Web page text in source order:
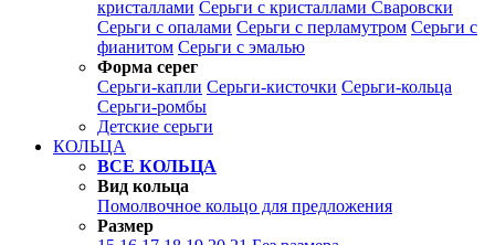
кристаллами Серьги с кристаллами Сваровски
Серьги с опалами Серьги с перламутром Серьги с
фианитом Серьги с эмалью
Форма серег
Серьги-капли Серьги-кисточки Серьги-кольца
Серьги-ромбы
Детские серьги
КОЛЬЦА
ВСЕ КОЛЬЦА
Вид кольца
Помолвочное кольцо для предложения
Размер